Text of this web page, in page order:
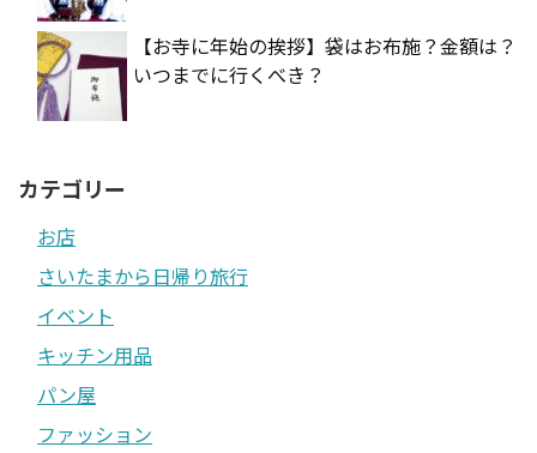
【お寺に年始の挨拶】袋はお布施？金額は？
いつまでに行くべき？
カテゴリー
お店
さいたまから日帰り旅行
イベント
キッチン用品
パン屋
ファッション